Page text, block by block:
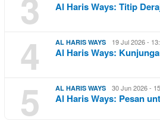
Al Haris Ways: Titip
4 AL HARIS WAYS 19 Jul 2026 -
Al Haris Ways:
5 AL HARIS WAYS 30 Jun 2026 -
Al Haris Ways: Pesan